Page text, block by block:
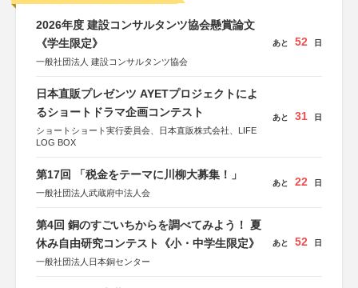
2026年度 建設コンサルタンツ協会懸賞論文
《学生限定》
一般社団法人 建設コンサルタンツ協会
あと 52 日
日本直販プレゼンツ AYETプロジェクトによ
るショートドラマ企画コンテスト
ショートショート実行委員会、日本直販株式会社、LIFE
LOG BOX
あと 31 日
第17回 「税金をテーマに川柳大募集！」
一般社団法人武蔵府中法人会
あと 22 日
第4回 銅のすごいちからを調べてみよう！ 夏
休み自由研究コンテスト《小・中学生限定》
一般社団法人日本銅センター
あと 52 日